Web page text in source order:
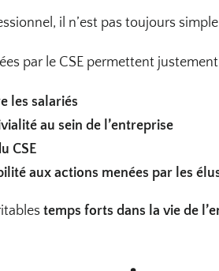
il n’est pas toujours
par le CSE permettent
les salariés
au sein de l’entreprise
CSE
aux actions menées par les
temps forts dans la vie de